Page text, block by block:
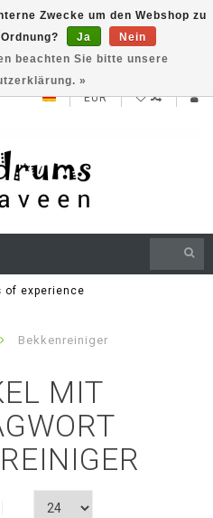
series testklaar
EUR
of experience
Bekkenreiniger
MIT
Zwecke um den Webshop zu
Ja
Nein
beachten Sie bitte unsere
»